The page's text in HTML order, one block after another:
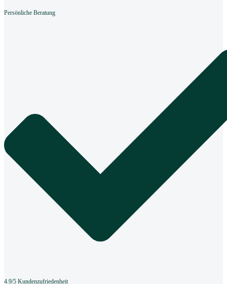
Persönliche Beratung
4.9/5 Kundenzufriedenheit